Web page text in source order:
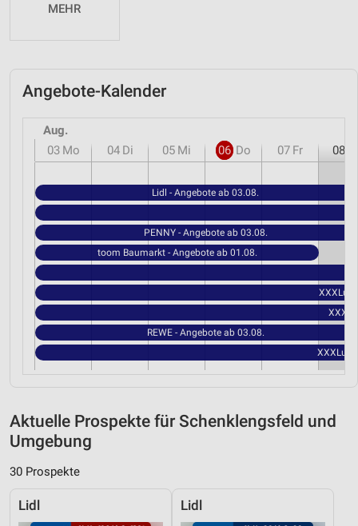
MEHR
Angebote-Kalender
Aug.
03 Mo 04 Di 05 Mi 06 Do 07 Fr 08
Lidl - Angebote ab 03.08.
PENNY - Angebote ab 03.08.
toom Baumarkt - Angebote ab 01.08.
XXXLutz
REWE - Angebote ab 03.08.
XXXLutz
Aktuelle Prospekte für Schenklengsfeld und
Umgebung
30 Prospekte
Lidl Lidl